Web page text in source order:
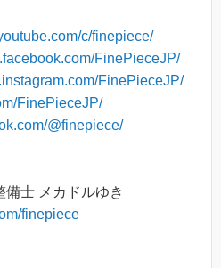
c/finepiece/
FinePieceJP/
FinePieceJP/
FinePieceJP/
@finepiece/
備士 メカドルゆき
finepiece